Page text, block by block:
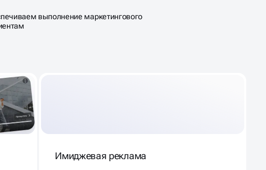
выполнение маркетингового
Имиджевая реклама